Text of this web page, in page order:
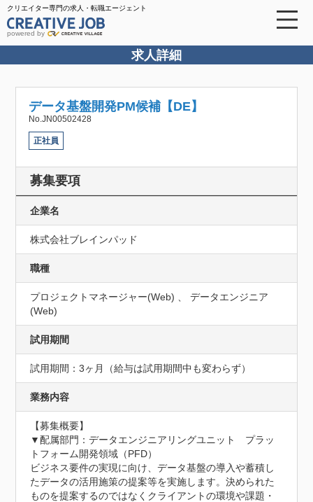
クリエイター専門の求人・転職エージェント
powered by
求人詳細
データ基盤開発PM候補【DE】
No.JN00502428
正社員
募集要項
企業名
株式会社ブレインパッド
職種
プロジェクトマネージャー(Web) 、 データエンジニア
(Web)
試用期間
試用期間：3ヶ月（給与は試用期間中も変わらず）
業務内容
【募集概要】
▼配属部門：データエンジニアリングユニット　プラッ
トフォーム開発領域（PFD）
ビジネス要件の実現に向け、データ基盤の導入や蓄積し
たデータの活用施策の提案等を実施します。決められた
ものを提案するのではなくクライアントの環境や課題・